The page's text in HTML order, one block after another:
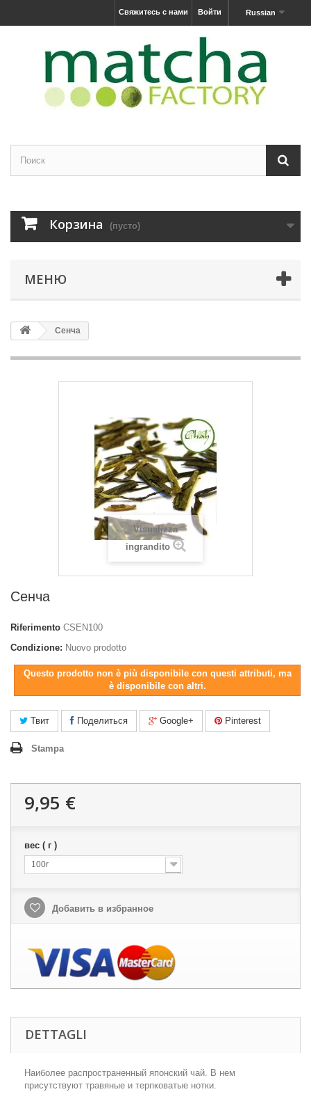
Russian
Войти
Свяжитесь с нами
Корзина (пусто)
МЕНЮ
Сенча
Visualizza
ingrandito
Сенча
Riferimento CSEN100
Condizione: Nuovo prodotto
Questo prodotto non è più disponibile con questi attributi, ma
è disponibile con altri.
Твит Поделиться Google+ Pinterest
Stampa
9,95 €
вес ( г )
100r
Добавить в избранное
DETTAGLI
Наиболее распространенный японский чай. В нем
присутствуют травяные и терпковатые нотки.